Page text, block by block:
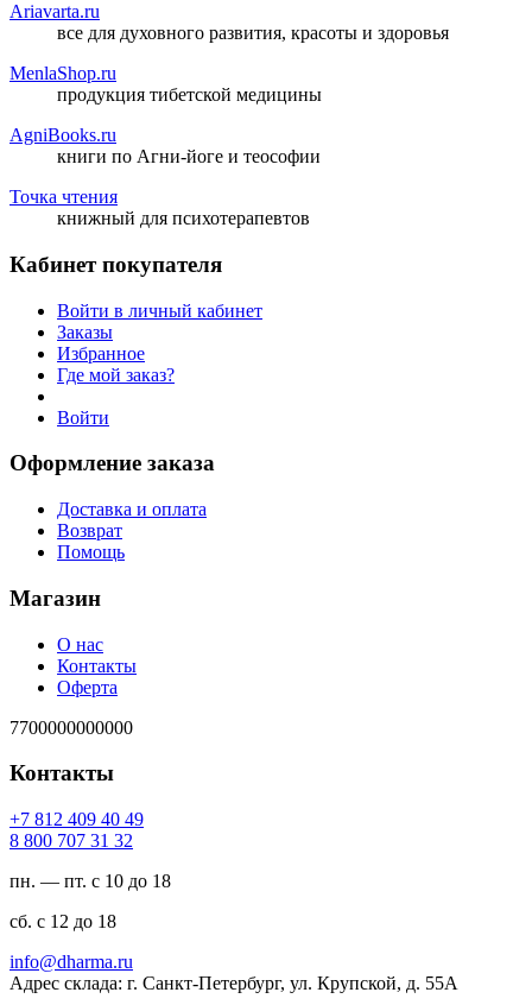
Ariavarta.ru
все для духовного развития, красоты и здоровья
MenlaShop.ru
продукция тибетской медицины
AgniBooks.ru
книги по Агни-йоге и теософии
Точка чтения
книжный для психотерапевтов
Кабинет покупателя
Войти в личный кабинет
Заказы
Избранное
Где мой заказ?
Войти
Оформление заказа
Доставка и оплата
Возврат
Помощь
Магазин
О нас
Контакты
Оферта
7700000000000
Контакты
94 04 904 218 7+
23 13 707 008 8
пн. — пт. с 10 до 18
сб. с 12 до 18
ur.amrahd@ofni
Адрес склада: г. Санкт-Петербург, ул. Крупской, д. 55А